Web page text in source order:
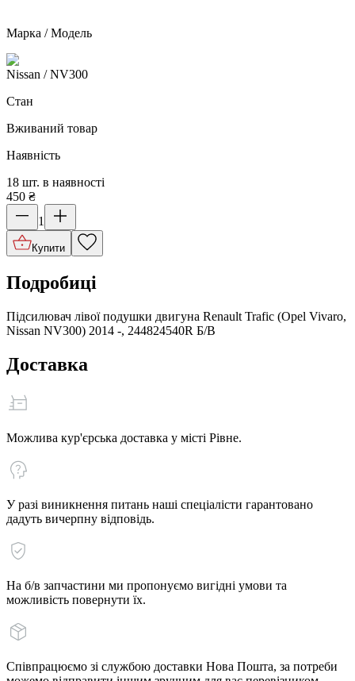
Марка / Модель
Nissan / NV300
Стан
Вживаний товар
Наявність
18 шт. в наявності
450 ₴
1
Купити
Подробиці
Підсилювач лівої подушки двигуна Renault Trafic (Opel Vivaro,
Nissan NV300) 2014 -, 244824540R Б/В
Доставка
Можлива кур'єрська доставка у місті Рівне.
У разі виникнення питань наші спеціалісти гарантовано
дадуть вичерпну відповідь.
На б/в запчастини ми пропонуємо вигідні умови та
можливість повернути їх.
Співпрацюємо зі службою доставки Нова Пошта, за потреби